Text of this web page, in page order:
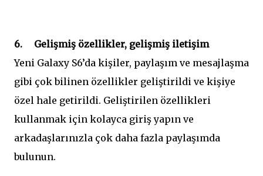
6. Gelişmiş özellikler, gelişmiş iletişim
Yeni Galaxy S6’da kişiler, paylaşım ve mesajlaşma
gibi çok bilinen özellikler geliştirildi ve kişiye
özel hale getirildi. Geliştirilen özellikleri
kullanmak için kolayca giriş yapın ve
arkadaşlarınızla çok daha fazla paylaşımda
bulunun.